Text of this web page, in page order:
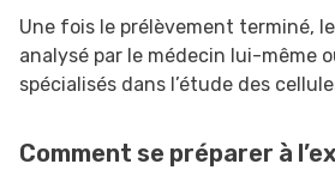
Une fois le prélèvement terminé,
analysé par le médecin lui-même
spécialisés dans l’étude des
Comment se préparer à